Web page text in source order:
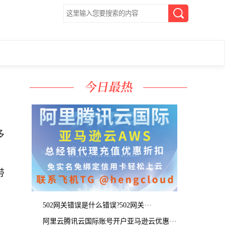
502网关错误是什么错误?502网关···
阿里云腾讯云国际账号开户亚马逊云优惠···